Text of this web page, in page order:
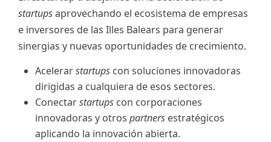
startupsaprovechando el ecosistema de empresas
e inversores de las Illes Balears para generar
sinergias y nuevas oportunidades de crecimiento.
Acelerarstartups con soluciones innovadoras
dirigidas a cualquiera de esos sectores.
Conectarstartups con corporaciones
innovadoras y otros partners estratégicos
aplicando la innovación abierta.